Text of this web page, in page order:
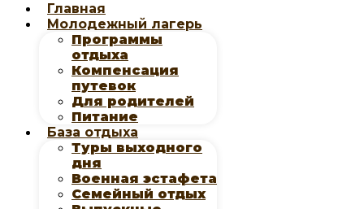
Главная
Молодежный лагерь
Программы
отдыха
Компенсация
путевок
Для родителей
Питание
База отдыха
Туры выходного
дня
Военная эстафета
Семейный отдых